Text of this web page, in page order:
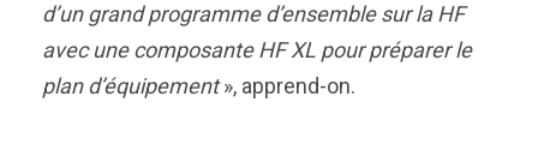
d’un grand programme d’ensemble sur la HF
avec une composante HF XL pour préparer le
plan d’équipement», apprend-on.